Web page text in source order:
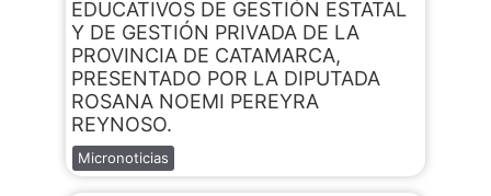
EDUCATIVOS DE GESTIÓN ESTATAL
Y DE GESTIÓN PRIVADA DE LA
PROVINCIA DE CATAMARCA,
PRESENTADO POR LA DIPUTADA
ROSANA NOEMI PEREYRA
REYNOSO.
Micronoticias